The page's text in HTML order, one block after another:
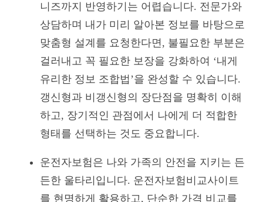
니즈까지 반영하기는 어렵습니다. 전문가와
상담하며 내가 미리 알아본 정보를 바탕으로
맞춤형 설계를 요청한다면, 불필요한 부분은
걸러내고 꼭 필요한 보장을 강화하여 ‘내게
유리한 정보 조합법’을 완성할 수 있습니다.
갱신형과 비갱신형의 장단점을 명확히 이해
하고, 장기적인 관점에서 나에게 더 적합한
형태를 선택하는 것도 중요합니다.
운전자보험은 나와 가족의 안전을 지키는 든
든한 울타리입니다. 운전자보험비교사이트
를 현명하게 활용하고, 단순한 가격 비교를